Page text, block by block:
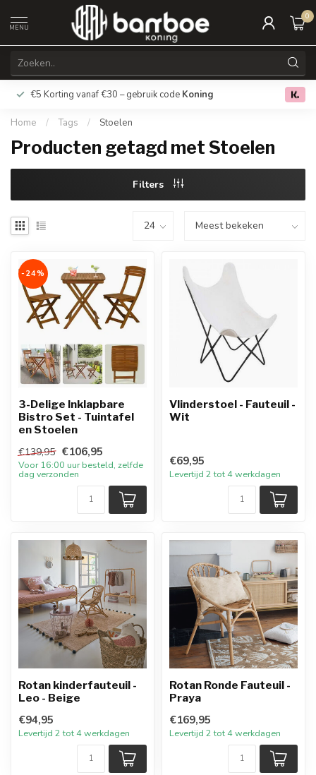
MENU
0
€5 Korting vanaf €30 – gebruik code Koning Gratis
Home / Tags / Stoelen
Producten getagd met Stoelen
Filters
-24%
3-Delige Inklapbare
Bistro Set - Tuintafel
en Stoelen
€139,95 €106,95
Voor 16:00 uur besteld, zelfde
dag verzonden
Vlinderstoel - Fauteuil -
Wit
€69,95
Levertijd 2 tot 4 werkdagen
Rotan kinderfauteuil -
Leo - Beige
€94,95
Levertijd 2 tot 4 werkdagen
Rotan Ronde Fauteuil -
Praya
€169,95
Levertijd 2 tot 4 werkdagen